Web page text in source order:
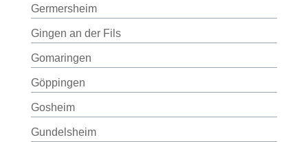
Germersheim
Gingen an der Fils
Gomaringen
Göppingen
Gosheim
Gundelsheim